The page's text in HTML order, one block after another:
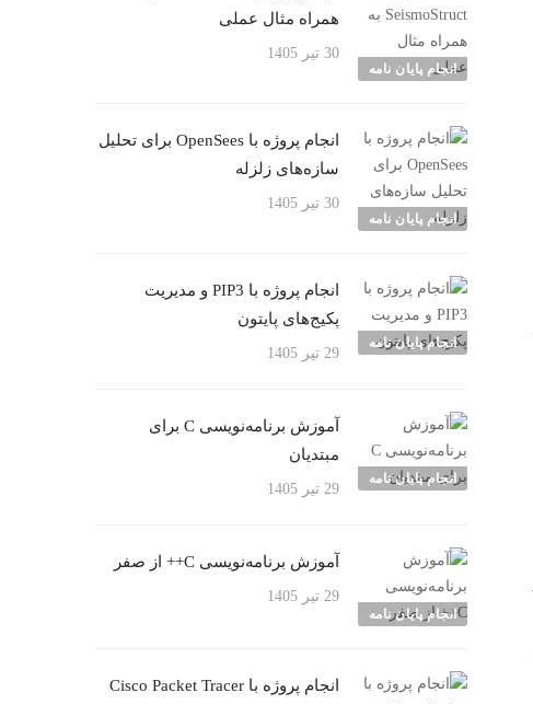
انجام پایان نامه
همراه مثال عملی
30 تیر 1405
انجام پایان نامه
انجام پروژه با OpenSees برای تحلیل
سازه‌های زلزله
30 تیر 1405
انجام پایان نامه
انجام پروژه با PIP3 و مدیریت
پکیج‌های پایتون
29 تیر 1405
انجام پایان نامه
آموزش برنامه‌نویسی C برای
مبتدیان
29 تیر 1405
انجام پایان نامه
آموزش برنامه‌نویسی C++ از صفر
29 تیر 1405
انجام پروژه با Cisco Packet Tracer